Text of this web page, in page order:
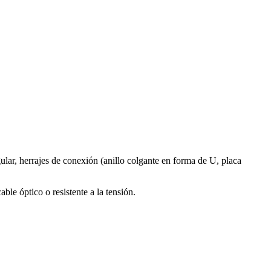
herrajes de conexión (anillo colgante en forma de U, placa
óptico o resistente a la tensión.